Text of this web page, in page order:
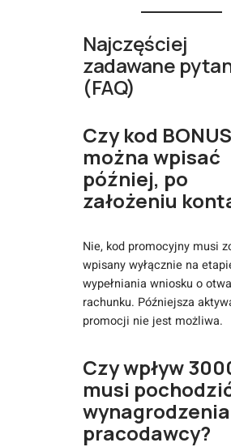
Najczęściej
zadawane
(FAQ)
Czy kod
można wpisać
później, po
założeniu
Nie, kod promocyjny musi
wpisany wyłącznie na
wypełniania wniosku o
rachunku. Późniejsza
promocji nie jest możliwa.
Czy wpływ
musi
pracodawcy?